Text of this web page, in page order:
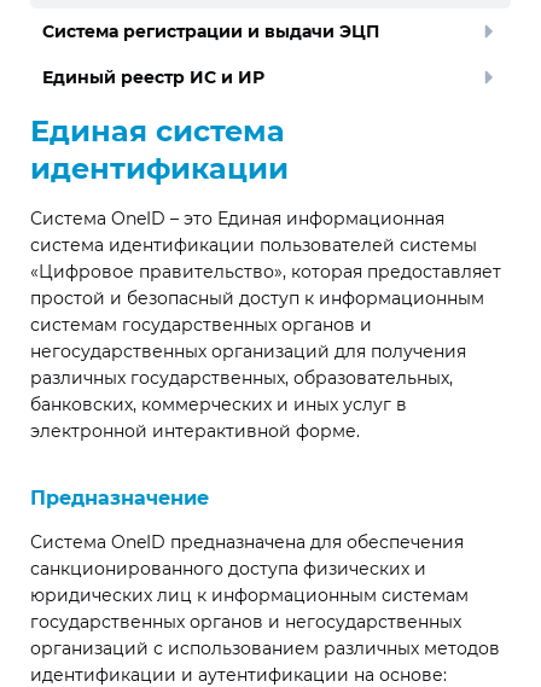
Система регистрации и выдачи ЭЦП
Единый реестр ИС и ИР
Единая система
идентификации
Система OneID – это Единая информационная
система идентификации пользователей системы
«Цифровое правительство», которая предоставляет
простой и безопасный доступ к информационным
системам государственных органов и
негосударственных организаций для получения
различных государственных, образовательных,
банковских, коммерческих и иных услуг в
электронной интерактивной форме.
Предназначение
Система OneID предназначена для обеспечения
санкционированного доступа физических и
юридических лиц к информационным системам
государственных органов и негосударственных
организаций с использованием различных методов
идентификации и аутентификации на основе: